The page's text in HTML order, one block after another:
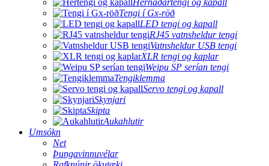
Hernaðartengi og kapall
Tengi í Gx-röð
LED tengi og kapall
RJ45 vatnsheldur tengi
Vatnsheldur USB tengi
XLR tengi og kaplar
Weipu SP serían tengi
Tengiklemma
Servo tengi og kapall
Skynjari
Skipta
Aukahlutir
Umsókn
Net
Þungavinnuvélar